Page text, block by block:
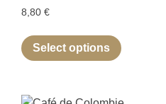
8,80 €
Select options